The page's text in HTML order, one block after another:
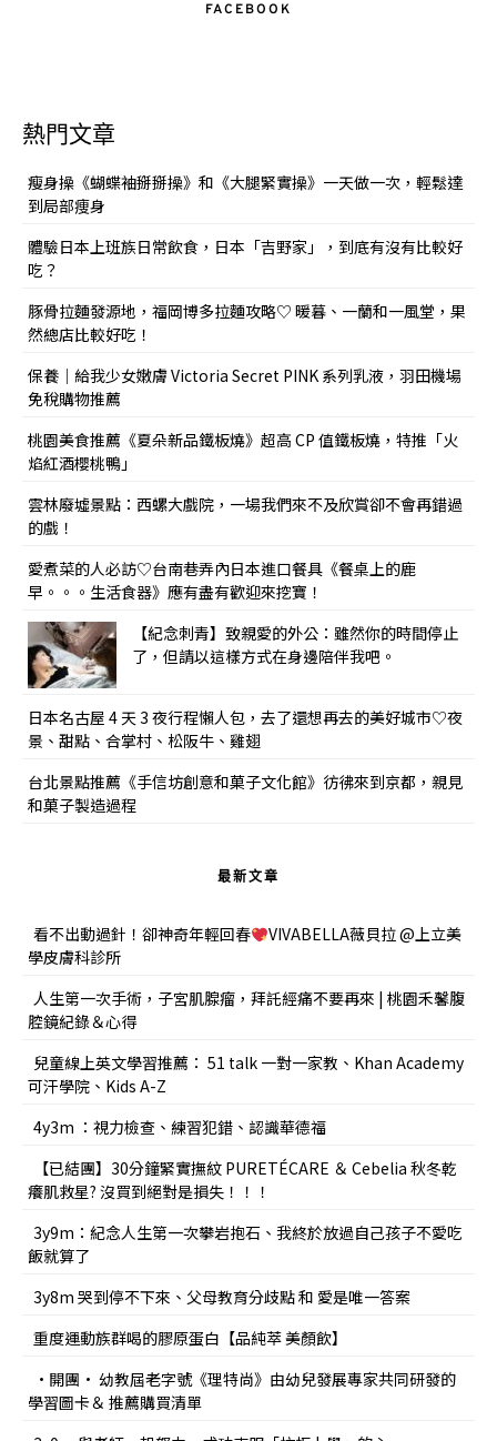
FACEBOOK
熱門文章
瘦身操《蝴蝶袖掰掰操》和《大腿緊實操》一天做一次，輕鬆達
到局部痩身
體驗日本上班族日常飲食，日本「吉野家」，到底有沒有比較好
吃？
豚骨拉麵發源地，福岡博多拉麵攻略♡ 暖暮、一蘭和一風堂，果
然總店比較好吃！
保養｜給我少女嫩膚 Victoria Secret PINK 系列乳液，羽田機場
免稅購物推薦
桃園美食推薦《夏朵新品鐵板燒》超高 CP 值鐵板燒，特推「火
焰紅酒櫻桃鴨」
雲林廢墟景點：西螺大戲院，一場我們來不及欣賞卻不會再錯過
的戲！
愛煮菜的人必訪♡台南巷弄內日本進口餐具《餐桌上的鹿
早。。。生活食器》應有盡有歡迎來挖寶！
【紀念刺青】致親愛的外公：雖然你的時間停止
了，但請以這樣方式在身邊陪伴我吧。
日本名古屋 4 天 3 夜行程懶人包，去了還想再去的美好城市♡夜
景、甜點、合掌村、松阪牛、雞翅
台北景點推薦《手信坊創意和菓子文化館》彷彿來到京都，親見
和菓子製造過程
最新文章
看不出動過針！卻神奇年輕回春
VIVABELLA薇貝拉 @上立美
學皮膚科診所
人生第一次手術，子宮肌腺瘤，拜託經痛不要再來 | 桃園禾馨腹
腔鏡紀錄＆心得
兒童線上英文學習推薦： 51 talk 一對一家教、Khan Academy
可汗學院、Kids A-Z
4y3m ：視力檢查、練習犯錯、認識華德福
【已結團】30分鐘緊實撫紋 PURETÉCARE ＆ Cebelia 秋冬乾
癢肌救星? 沒買到絕對是損失！！！
3y9m：紀念人生第一次攀岩抱石、我終於放過自己孩子不愛吃
飯就算了
3y8m 哭到停不下來、父母教育分歧點 和 愛是唯一答案
重度運動族群喝的膠原蛋白【品純萃 美顏飲】
•開團• 幼教屆老字號《理特尚》由幼兒發展專家共同研發的
學習圖卡＆ 推薦購買清單